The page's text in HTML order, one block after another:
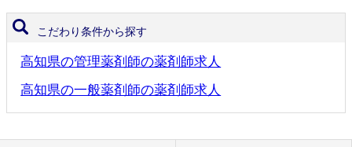
こだわり条件から探す
高知県の管理薬剤師の薬剤師求人
高知県の一般薬剤師の薬剤師求人